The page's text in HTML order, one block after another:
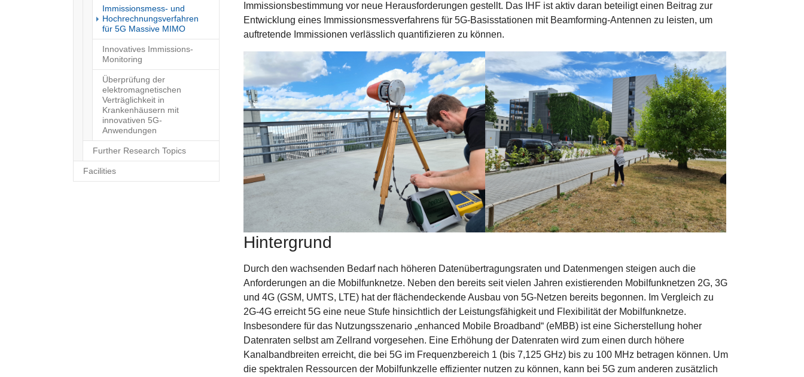
Immissionsmess- und
Hochrechnungsverfahren
für 5G Massive MIMO(current)
Innovatives Immissions-
Monitoring
Überprüfung der
elektromagnetischen
Verträglichkeit in
Krankenhäusern mit
innovativen 5G-
Anwendungen
Further Research Topics
Facilities
Immissionsbestimmung vor neue Herausforderungen gestellt. Das IHF ist aktiv daran beteiligt einen Beitrag zur
Entwicklung eines Immissionsmessverfahrens für 5G-Basisstationen mit Beamforming-Antennen zu leisten, um
auftretende Immissionen verlässlich quantifizieren zu können.
Hintergrund
Durch den wachsenden Bedarf nach höheren Datenübertragungsraten und Datenmengen steigen auch die
Anforderungen an die Mobilfunknetze. Neben den bereits seit vielen Jahren existierenden Mobilfunknetzen 2G, 3G
und 4G (GSM, UMTS, LTE) hat der flächendeckende Ausbau von 5G-Netzen bereits begonnen. Im Vergleich zu
2G-4G erreicht 5G eine neue Stufe hinsichtlich der Leistungsfähigkeit und Flexibilität der Mobilfunknetze.
Insbesondere für das Nutzungsszenario „enhanced Mobile Broadband“ (eMBB) ist eine Sicherstellung hoher
Datenraten selbst am Zellrand vorgesehen. Eine Erhöhung der Datenraten wird zum einen durch höhere
Kanalbandbreiten erreicht, die bei 5G im Frequenzbereich 1 (bis 7,125 GHz) bis zu 100 MHz betragen können. Um
die spektralen Ressourcen der Mobilfunkzelle effizienter nutzen zu können, kann bei 5G zum anderen zusätzlich